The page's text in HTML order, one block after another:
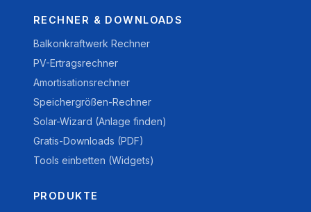
RECHNER & DOWNLOADS
Balkonkraftwerk Rechner
PV-Ertragsrechner
Amortisationsrechner
Speichergrößen-Rechner
Solar-Wizard (Anlage finden)
Gratis-Downloads (PDF)
Tools einbetten (Widgets)
PRODUKTE